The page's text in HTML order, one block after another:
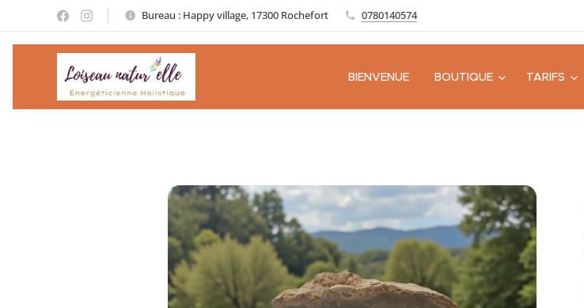
Bureau : Happy village, 17300 Rochefort 0780140574
BIENVENUE BOUTIQUE TARIFS